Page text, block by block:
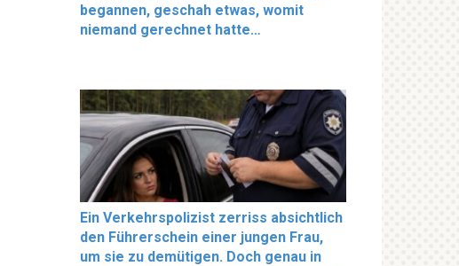
begannen, geschah etwas, womit
niemand gerechnet hatte…
Ein Verkehrspolizist zerriss absichtlich
den Führerschein einer jungen Frau,
um sie zu demütigen. Doch genau in